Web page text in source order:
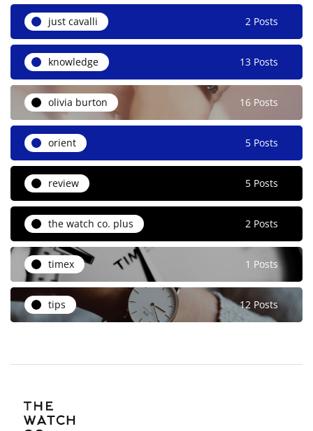
just cavalli 2 Posts
knowledge 13 Posts
olivia burton 16 Posts
orient 5 Posts
review 5 Posts
the watch co. plus 2 Posts
timex 1 Posts
tips 12 Posts